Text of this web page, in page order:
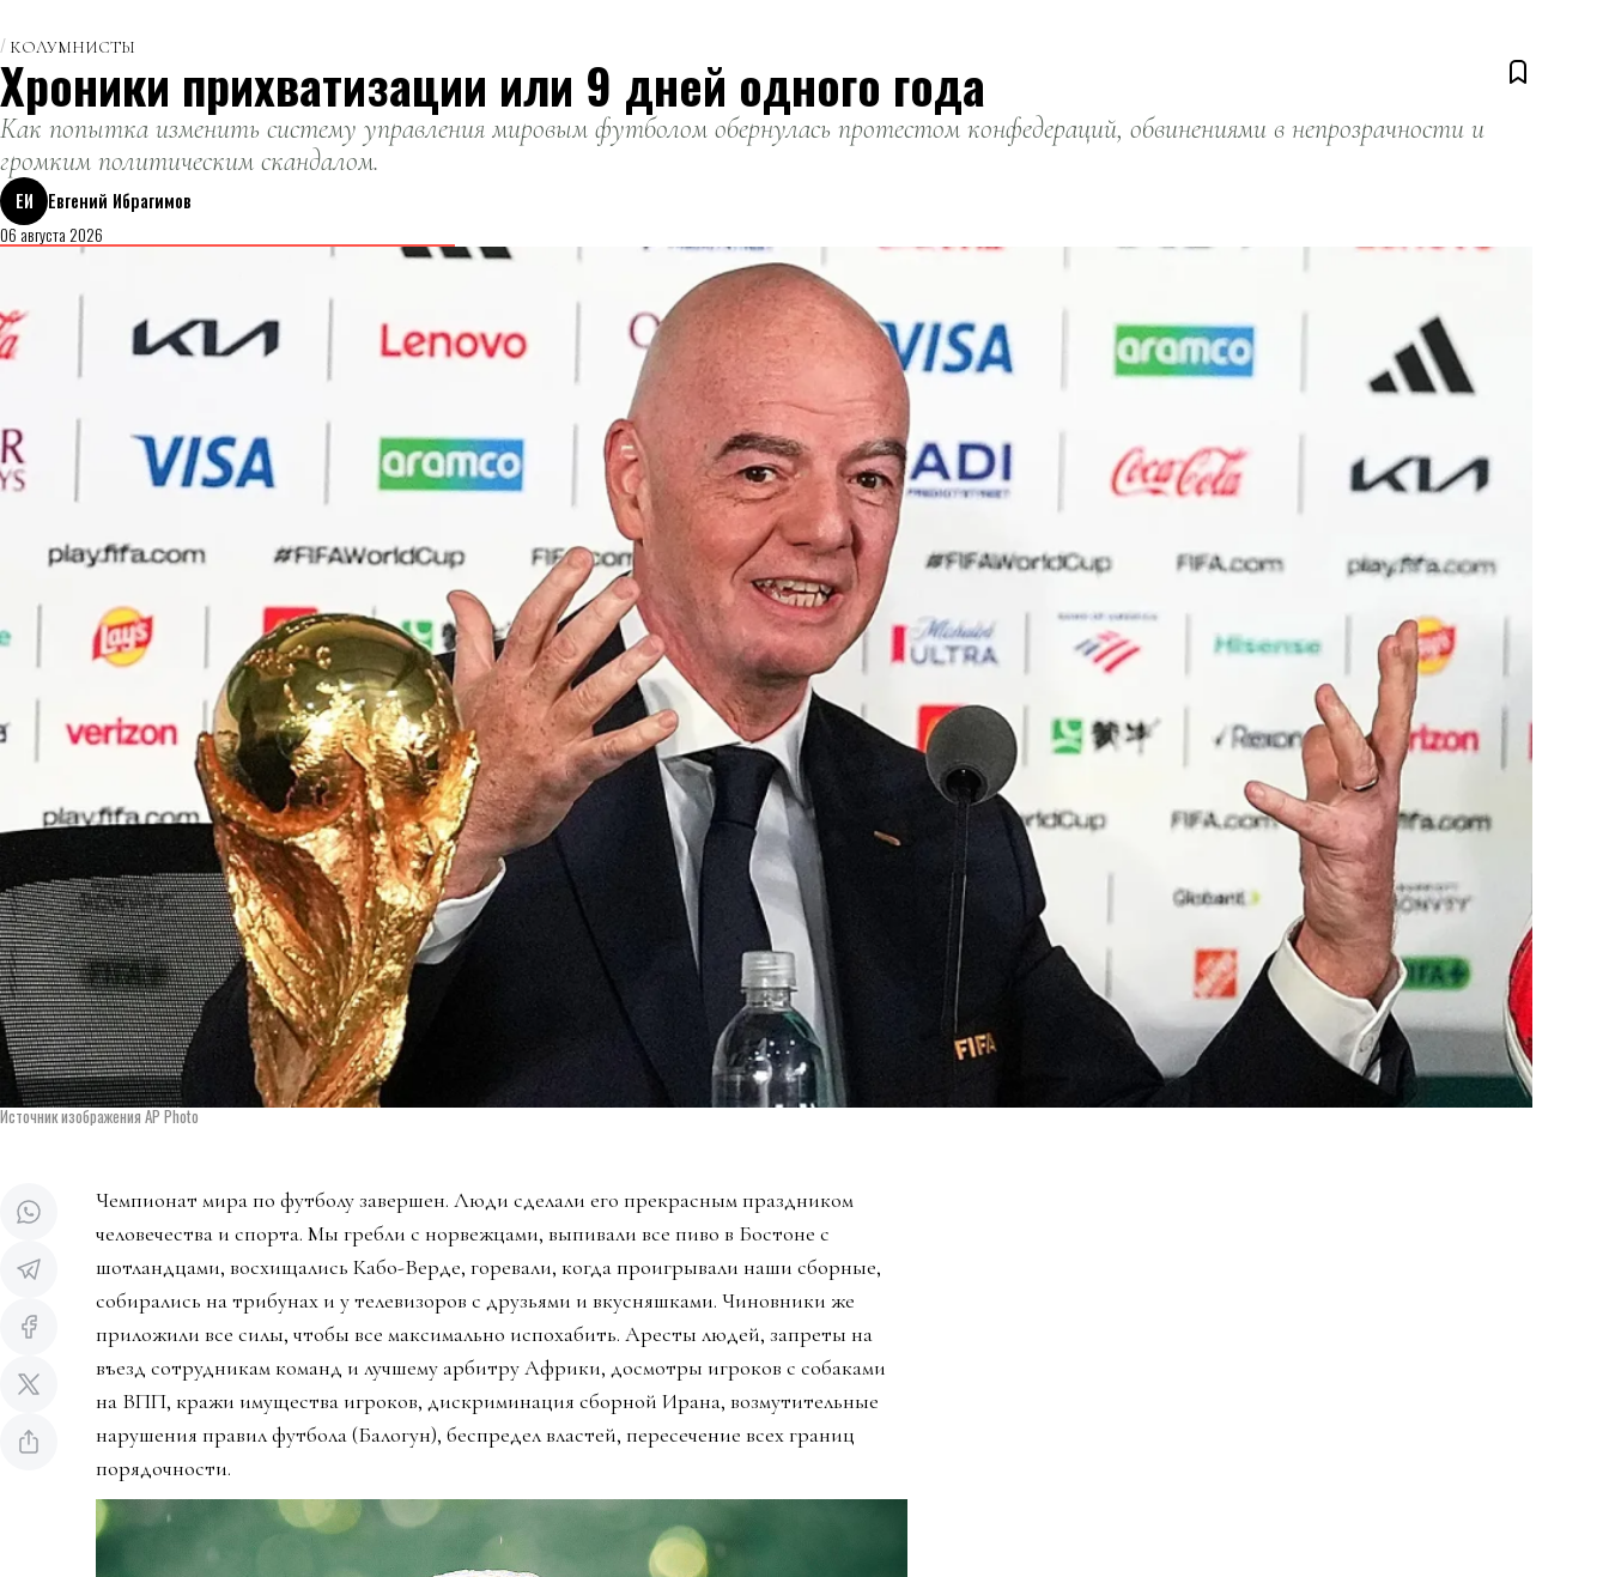
КОЛУМНИСТЫ
Хроники прихватизации или 9 дней одного года
Как попытка изменить систему управления мировым футболом обернулась протестом конфедераций, обвинениями в непрозрачности и
громким политическим скандалом.
ЕИ
Евгений Ибрагимов
06 августа 2026
Источник изображения AP Photo
Чемпионат мира по футболу завершен. Люди сделали его прекрасным праздником
человечества и спорта. Мы гребли с норвежцами, выпивали все пиво в Бостоне с
шотландцами, восхищались Кабо-Верде, горевали, когда проигрывали наши сборные,
собирались на трибунах и у телевизоров с друзьями и вкусняшками. Чиновники же
приложили все силы, чтобы все максимально испохабить. Аресты людей, запреты на
въезд сотрудникам команд и лучшему арбитру Африки, досмотры игроков с собаками
на ВПП, кражи имущества игроков, дискриминация сборной Ирана, возмутительные
нарушения правил футбола (Балогун), беспредел властей, пересечение всех границ
порядочности.